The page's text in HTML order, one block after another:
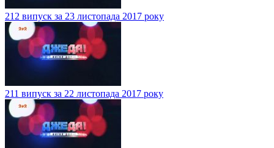
212 випуск за 23 листопада 2017 року
211 випуск за 22 листопада 2017 року